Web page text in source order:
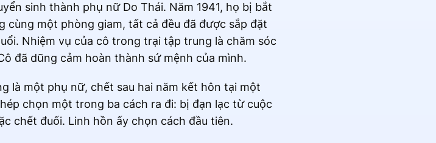
sinh thành phụ nữ Do Thái. Năm 1941, họ bị bắt
một phòng giam, tất cả đều đã được sắp đặt
Nhiệm vụ của cô trong trại tập trung là chăm sóc
đã dũng cảm hoàn thành sứ mệnh của mình.
là một phụ nữ, chết sau hai năm kết hôn tại một
chọn một trong ba cách ra đi: bị đạn lạc từ cuộc
chết đuối. Linh hồn ấy chọn cách đầu tiên.